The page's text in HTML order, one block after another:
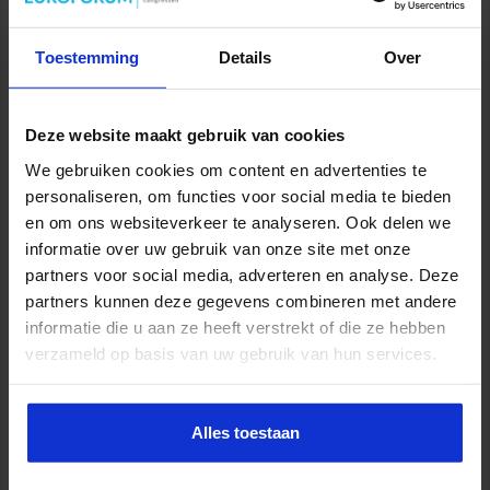
Toestemming Details Over
Deze website maakt gebruik van cookies
We gebruiken cookies om content en advertenties te
personaliseren, om functies voor social media te bieden
en om ons websiteverkeer te analyseren. Ook delen we
informatie over uw gebruik van onze site met onze
partners voor social media, adverteren en analyse. Deze
partners kunnen deze gegevens combineren met andere
informatie die u aan ze heeft verstrekt of die ze hebben
verzameld op basis van uw gebruik van hun services.
Alles toestaan
Lees verder »
sbo 20 februari 2018 Onderwijs
heen. ‘Taal ligt op straat’, zeg ik vaak. Als je met zo’n perspectief
rondloopt, zie je allerlei zaken om je heen die je goed kunt